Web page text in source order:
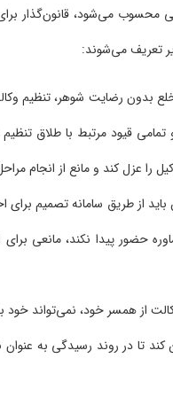
می‌شود، قانون‌گذار
تعریف می‌شوند:
بدون رضایت شوهر، تنظیم
قیود مرتبط با طلاق
را عزل کند و مانع از انجام
حضور پیدا نکند، مانعی
از همسر خود، نمی‌تواند خود
تا در روند رسیدگی به